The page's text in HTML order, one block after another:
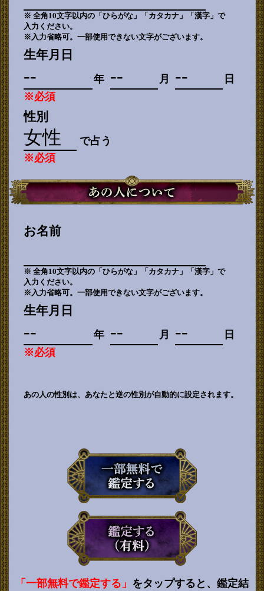
※ 全角10文字以内の「ひらがな」「カタカナ」「漢字」で
入力ください。
※入力省略可。一部使用できない文字がございます。
生年月日
年 月
日
※必須
性別
で占う
※必須
お名前
※ 全角10文字以内の「ひらがな」「カタカナ」「漢字」で
入力ください。
※入力省略可。一部使用できない文字がございます。
生年月日
年 月
日
※必須
あの人の性別は、あなたと逆の性別が自動的に設定されます。
「一部無料で鑑定する」 をタップすると、鑑定結